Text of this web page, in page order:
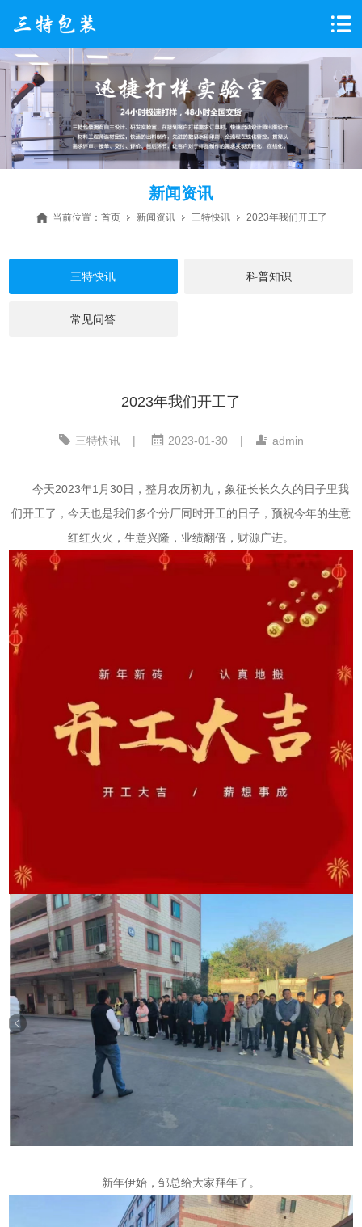
新闻资讯
当前位置： 首页 新闻资讯 三特快讯 2023年我们开工了
三特快讯 科普知识
常见问答
2023年我们开工了
三特快讯 | 2023-01-30 | admin
今天2023年1月30日，整月农历初九，象征长长久久的日子里我
们开工了，今天也是我们多个分厂同时开工的日子，预祝今年的生意
红红火火，生意兴隆，业绩翻倍，财源广进。
新年伊始，邹总给大家拜年了。